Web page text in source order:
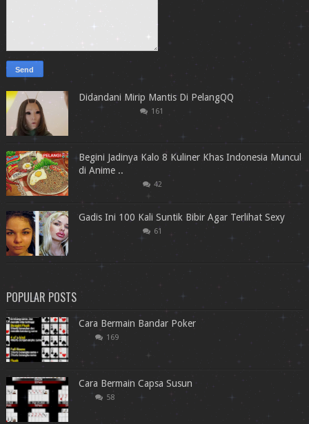
Didandani Mirip Mantis Di PelangQQ
161
Begini Jadinya Kalo 8 Kuliner Khas Indonesia Muncul
di Anime ..
42
Gadis Ini 100 Kali Suntik Bibir Agar Terlihat Sexy
61
POPULAR POSTS
Cara Bermain Bandar Poker
169
Cara Bermain Capsa Susun
58